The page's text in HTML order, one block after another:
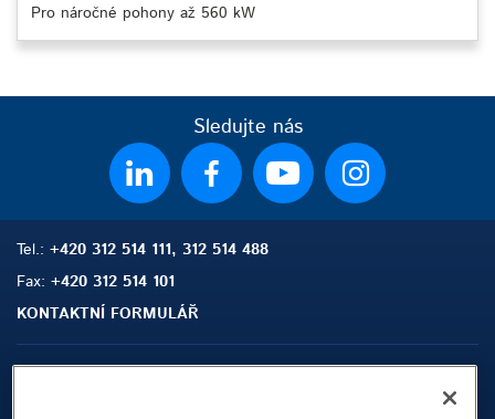
Pro náročné pohony až 560 kW
Sledujte nás
Tel.: +420 312 514 111, 312 514 488
Fax: +420 312 514 101
KONTAKTNÍ FORMULÁŘ